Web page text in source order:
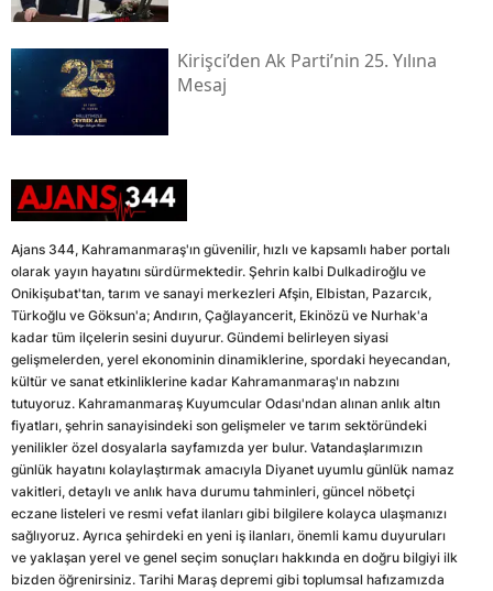
Kirişci’den Ak Parti’nin 25. Yılına
Mesaj
Ajans 344, Kahramanmaraş'ın güvenilir, hızlı ve kapsamlı haber portalı
olarak yayın hayatını sürdürmektedir. Şehrin kalbi Dulkadiroğlu ve
Onikişubat'tan, tarım ve sanayi merkezleri Afşin, Elbistan, Pazarcık,
Türkoğlu ve Göksun'a; Andırın, Çağlayancerit, Ekinözü ve Nurhak'a
kadar tüm ilçelerin sesini duyurur. Gündemi belirleyen siyasi
gelişmelerden, yerel ekonominin dinamiklerine, spordaki heyecandan,
kültür ve sanat etkinliklerine kadar Kahramanmaraş'ın nabzını
tutuyoruz. Kahramanmaraş Kuyumcular Odası'ndan alınan anlık altın
fiyatları, şehrin sanayisindeki son gelişmeler ve tarım sektöründeki
yenilikler özel dosyalarla sayfamızda yer bulur. Vatandaşlarımızın
günlük hayatını kolaylaştırmak amacıyla Diyanet uyumlu günlük namaz
vakitleri, detaylı ve anlık hava durumu tahminleri, güncel nöbetçi
eczane listeleri ve resmi vefat ilanları gibi bilgilere kolayca ulaşmanızı
sağlıyoruz. Ayrıca şehirdeki en yeni iş ilanları, önemli kamu duyuruları
ve yaklaşan yerel ve genel seçim sonuçları hakkında en doğru bilgiyi ilk
bizden öğrenirsiniz. Tarihi Maraş depremi gibi toplumsal hafızamızda